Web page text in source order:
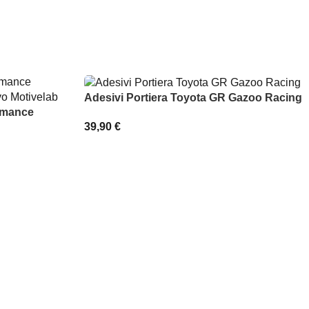
Adesivi Portiera Toyota GR Gazoo Racing
39,90 €